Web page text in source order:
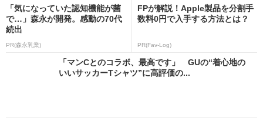
「気になっていた認知機能が菌
で…」森永が開発。感動の70代
続出
PR(森永乳業)
FPが解説！Apple製品を分割手
数料0円で入手する方法とは？
PR(Fav-Log)
「マンCとのコラボ、最高です」 GUの“着心地の
いいサッカーTシャツ”に高評価の...